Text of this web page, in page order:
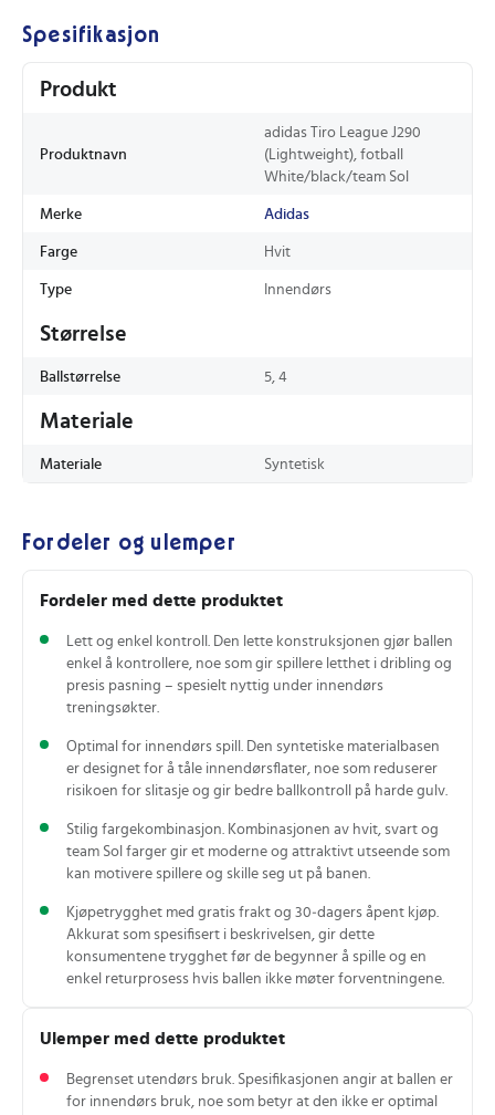
Spesifikasjon
Produkt
Produktnavn
adidas Tiro League J290
(Lightweight), fotball
White/black/team Sol
Merke Adidas
Farge Hvit
Type Innendørs
Størrelse
Ballstørrelse 5, 4
Materiale
Materiale Syntetisk
Fordeler og ulemper
Fordeler med dette produktet
Lett og enkel kontroll. Den lette konstruksjonen gjør ballen
enkel å kontrollere, noe som gir spillere letthet i dribling og
presis pasning – spesielt nyttig under innendørs
treningsøkter.
Optimal for innendørs spill. Den syntetiske materialbasen
er designet for å tåle innendørsflater, noe som reduserer
risikoen for slitasje og gir bedre ballkontroll på harde gulv.
Stilig fargekombinasjon. Kombinasjonen av hvit, svart og
team Sol farger gir et moderne og attraktivt utseende som
kan motivere spillere og skille seg ut på banen.
Kjøpetrygghet med gratis frakt og 30‑dagers åpent kjøp.
Akkurat som spesifisert i beskrivelsen, gir dette
konsumentene trygghet før de begynner å spille og en
enkel returprosess hvis ballen ikke møter forventningene.
Ulemper med dette produktet
Begrenset utendørs bruk. Spesifikasjonen angir at ballen er
for innendørs bruk, noe som betyr at den ikke er optimal